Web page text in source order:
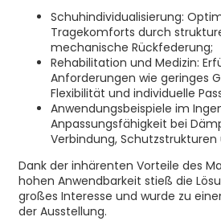
Schuhindividualisierung:
Tragekomforts durch
mechanische Rückfederung;
Rehabilitation und Medizin:
Anforderungen wie geringes
Flexibilität und individuelle
Anwendungsbeispiele im
Anpassungsfähigkeit bei
Verbindung, Schutzstrukturen
Dank der inhärenten Vorteile des
hohen Anwendbarkeit stieß die
großes Interesse und wurde zu
der Ausstellung.